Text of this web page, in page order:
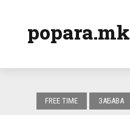
popara.mk
FREE TIME ЗАБАВА